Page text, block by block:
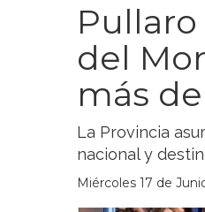
del
más
La Provincia
nacional y
Miércoles 17 de